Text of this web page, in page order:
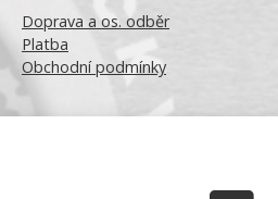
Doprava a os. odběr
Platba
Obchodní podmínky